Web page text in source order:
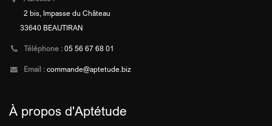
2 bis, Impasse du Château
33640 BEAUTIRAN
Téléphone : 05 56 67 68 01
Email : commande@aptetude.biz
À propos d'Aptétude